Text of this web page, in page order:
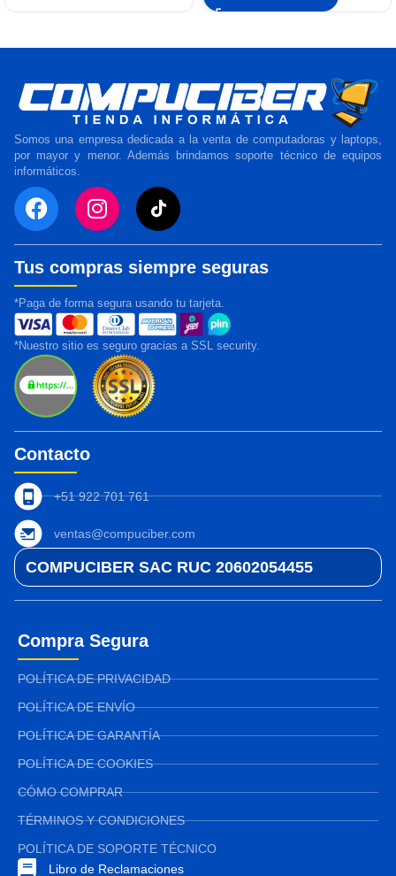
Somos una empresa dedicada a la venta de computadoras y laptops,
por mayor y menor. Además brindamos soporte técnico de equipos
informáticos.
Tus compras siempre seguras
*Paga de forma segura usando tu tarjeta.
*Nuestro sitio es seguro gracias a SSL security.
Contacto
+51 922 701 761
ventas@compuciber.com
COMPUCIBER SAC RUC 20602054455
Compra Segura
POLÍTICA DE PRIVACIDAD
POLÍTICA DE ENVÍO
POLÍTICA DE GARANTÍA
POLÍTICA DE COOKIES
CÓMO COMPRAR
TÉRMINOS Y CONDICIONES
POLÍTICA DE SOPORTE TÉCNICO
Libro de Reclamaciones